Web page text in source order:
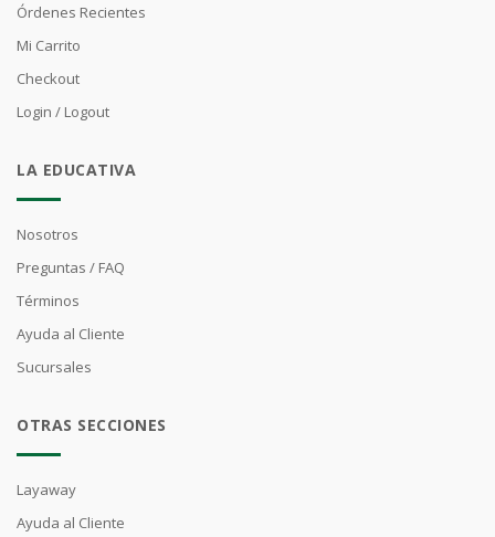
Órdenes Recientes
Mi Carrito
Checkout
Login / Logout
LA EDUCATIVA
Nosotros
Preguntas / FAQ
Términos
Ayuda al Cliente
Sucursales
OTRAS SECCIONES
Layaway
Ayuda al Cliente